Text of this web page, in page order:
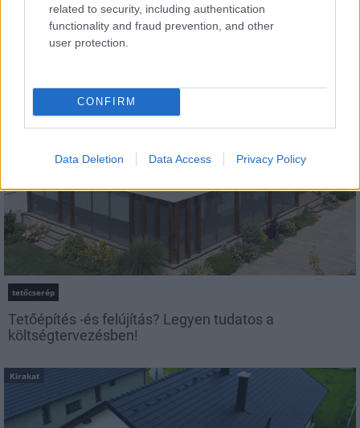
related to security, including authentication
functionality and fraud prevention, and other
user protection.
CONFIRM
Data Deletion Data Access Privacy Policy
Döntsön könnyedén: válassza az akciós Synus
tetőcserepet!
tetőcserép
Tetőépítés -és felújítás? Legyen tudatos a
költségtervezésben!
Kirakat